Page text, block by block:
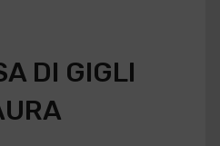
DI GIGLI